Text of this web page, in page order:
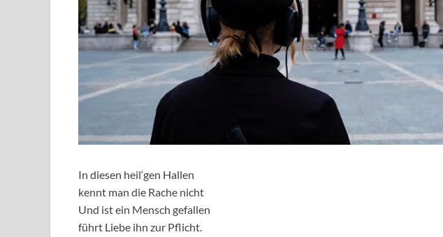
In diesen heil‘gen Hallen
kennt man die Rache nicht
Und ist ein Mensch gefallen
führt Liebe ihn zur Pflicht.